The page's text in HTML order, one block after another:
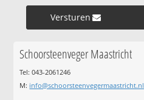
Versturen »
Schoorsteenveger Maastricht
Tel: 043-2061246
M: info@schoorsteenvegermaastricht.nl